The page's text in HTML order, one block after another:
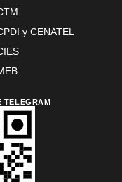
y CENATEL
TELEGRAM